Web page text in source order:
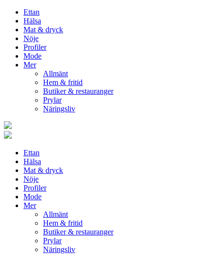
Ettan
Hälsa
Mat & dryck
Nöje
Profiler
Mode
Mer
Allmänt
Hem & fritid
Butiker & restauranger
Prylar
Näringsliv
Ettan
Hälsa
Mat & dryck
Nöje
Profiler
Mode
Mer
Allmänt
Hem & fritid
Butiker & restauranger
Prylar
Näringsliv